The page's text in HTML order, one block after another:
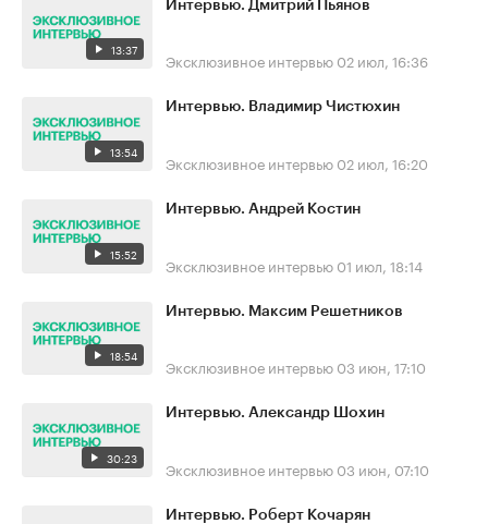
13:37
Интервью. Дмитрий Пьянов
Эксклюзивное интервью 02 июл, 16:36
13:54
Интервью. Владимир Чистюхин
Эксклюзивное интервью 02 июл, 16:20
15:52
Интервью. Андрей Костин
Эксклюзивное интервью 01 июл, 18:14
18:54
Интервью. Максим Решетников
Эксклюзивное интервью 03 июн, 17:10
30:23
Интервью. Александр Шохин
Эксклюзивное интервью 03 июн, 07:10
Интервью. Роберт Кочарян